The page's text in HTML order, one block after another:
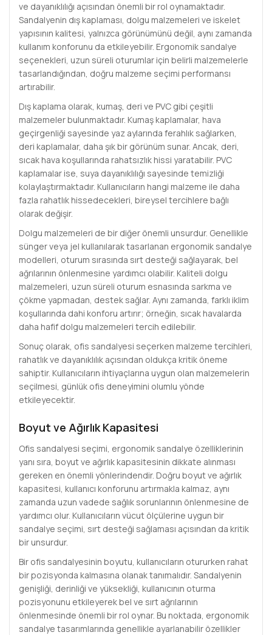
ve dayanıklılığı açısından önemli bir rol oynamaktadır.
Sandalyenin dış kaplaması, dolgu malzemeleri ve iskelet
yapısının kalitesi, yalnızca görünümünü değil, aynı zamanda
kullanım konforunu da etkileyebilir. Ergonomik sandalye
seçenekleri, uzun süreli oturumlar için belirli malzemelerle
tasarlandığından, doğru malzeme seçimi performansı
artırabilir.
Dış kaplama olarak, kumaş, deri ve PVC gibi çeşitli
malzemeler bulunmaktadır. Kumaş kaplamalar, hava
geçirgenliği sayesinde yaz aylarında ferahlık sağlarken,
deri kaplamalar, daha şık bir görünüm sunar. Ancak, deri,
sıcak hava koşullarında rahatsızlık hissi yaratabilir. PVC
kaplamalar ise, suya dayanıklılığı sayesinde temizliği
kolaylaştırmaktadır. Kullanıcıların hangi malzeme ile daha
fazla rahatlık hissedecekleri, bireysel tercihlere bağlı
olarak değişir.
Dolgu malzemeleri de bir diğer önemli unsurdur. Genellikle
sünger veya jel kullanılarak tasarlanan ergonomik sandalye
modelleri, oturum sırasında sırt desteği sağlayarak, bel
ağrılarının önlenmesine yardımcı olabilir. Kaliteli dolgu
malzemeleri, uzun süreli oturum esnasında sarkma ve
çökme yapmadan, destek sağlar. Aynı zamanda, farklı iklim
koşullarında dahi konforu artırır; örneğin, sıcak havalarda
daha hafif dolgu malzemeleri tercih edilebilir.
Sonuç olarak, ofis sandalyesi seçerken malzeme tercihleri,
rahatlık ve dayanıklılık açısından oldukça kritik öneme
sahiptir. Kullanıcıların ihtiyaçlarına uygun olan malzemelerin
seçilmesi, günlük ofis deneyimini olumlu yönde
etkileyecektir.
Boyut ve Ağırlık Kapasitesi
Ofis sandalyesi seçimi, ergonomik sandalye özelliklerinin
yanı sıra, boyut ve ağırlık kapasitesinin dikkate alınması
gereken en önemli yönlerindendir. Doğru boyut ve ağırlık
kapasitesi, kullanıcı konforunu artırmakla kalmaz, aynı
zamanda uzun vadede sağlık sorunlarının önlenmesine de
yardımcı olur. Kullanıcıların vücut ölçülerine uygun bir
sandalye seçimi, sırt desteği sağlaması açısından da kritik
bir unsurdur.
Bir ofis sandalyesinin boyutu, kullanıcıların otururken rahat
bir pozisyonda kalmasına olanak tanımalıdır. Sandalyenin
genişliği, derinliği ve yüksekliği, kullanıcının oturma
pozisyonunu etkileyerek bel ve sırt ağrılarının
önlenmesinde önemli bir rol oynar. Bu noktada, ergonomik
sandalye tasarımlarında genellikle ayarlanabilir özellikler